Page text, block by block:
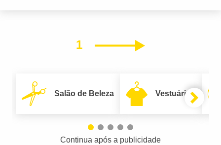
1 Próximo
Salão de Beleza Vestuário
Continua após a publicidade